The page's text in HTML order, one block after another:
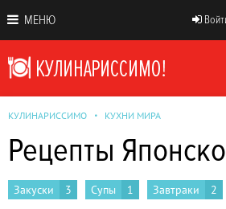
МЕНЮ
КУЛИНАРИССИМО КУХНИ МИРА
Рецепты
Закуски 3 Супы 1 Завтраки
2